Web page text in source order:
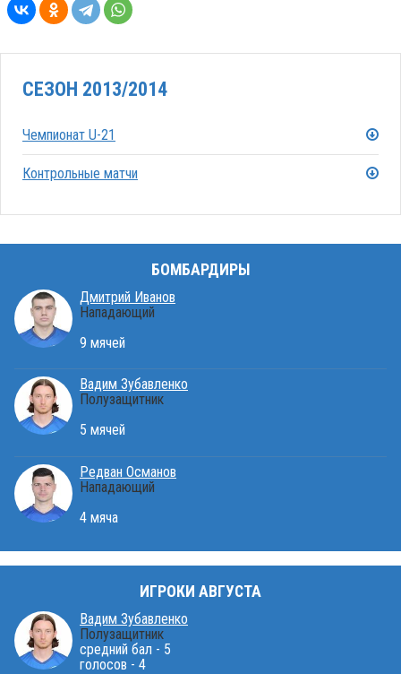
СЕЗОН 2013/2014
Чемпионат U-21
Контрольные матчи
БОМБАРДИРЫ
Дмитрий Иванов
Нападающий
9 мячей
Вадим Зубавленко
Полузащитник
5 мячей
Редван Османов
Нападающий
4 мяча
ИГРОКИ АВГУСТА
Вадим Зубавленко
Полузащитник
средний бал - 5
голосов - 4